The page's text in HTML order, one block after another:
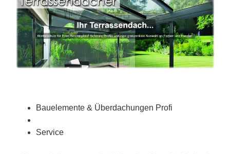
Bauelemente & Überdachungen Profi
Service